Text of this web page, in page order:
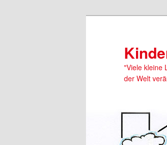
"Viele kleine
der Welt